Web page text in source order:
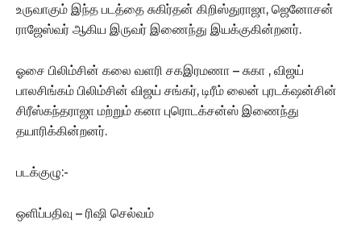
உருவாகும் இந்த படத்தை சுகிர்தன் கிறிஸ்துராஜா, ஜெனோசன்
ராஜேஸ்வர் ஆகிய இருவர் இணைந்து இயக்குகின்றனர்.
ஓசை பிலிம்சின் கலை வளரி சகஇரமணா – சுகா , விஜய்
பாலசிங்கம் பிலிம்சின் விஜய் சங்கர், டிரீம் லைன் புரடக்‌ஷன்சின்
சிரீஸ்கந்தராஜா மற்றும் கனா புரொடக்சன்ஸ் இணைந்து
தயாரிக்கின்றனர்.
படக்குழு:-
ஒளிப்பதிவு – ரிஷி செல்வம்